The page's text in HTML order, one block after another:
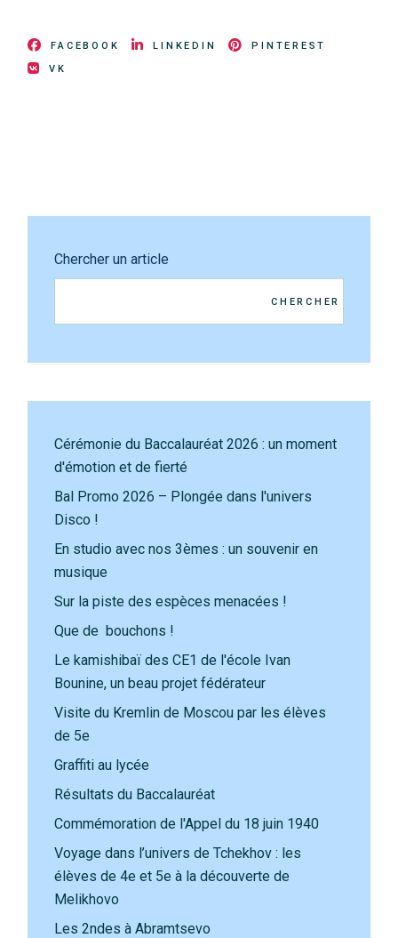
FACEBOOK LINKEDIN
PINTEREST
VK
Chercher un article
CHERCHER
Cérémonie du Baccalauréat 2026 : un moment
d'émotion et de fierté
Bal Promo 2026 – Plongée dans l'univers
Disco !
En studio avec nos 3èmes : un souvenir en
musique
Sur la piste des espèces menacées !
Que de bouchons !
Le kamishibaï des CE1 de l'école Ivan
Bounine, un beau projet fédérateur
Visite du Kremlin de Moscou par les élèves
de 5e
Graffiti au lycée
Résultats du Baccalauréat
Commémoration de l'Appel du 18 juin 1940
Voyage dans l’univers de Tchekhov : les
élèves de 4e et 5e à la découverte de
Melikhovo
Les 2ndes à Abramtsevo